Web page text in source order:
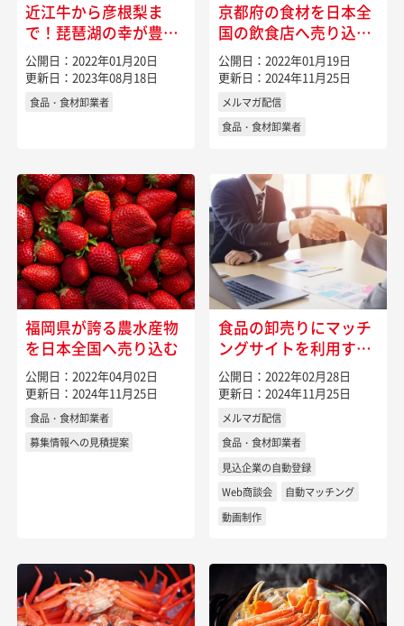
近江牛から彦根梨ま
で！琵琶湖の幸が豊か
に揃う滋賀県の特産物
公開日：2022年01月20日
更新日：2023年08月18日
食品・食材卸業者
京都府の食材を日本全
国の飲食店へ売り込む
には
公開日：2022年01月19日
更新日：2024年11月25日
メルマガ配信
食品・食材卸業者
福岡県が誇る農水産物
を日本全国へ売り込む
公開日：2022年04月02日
更新日：2024年11月25日
食品・食材卸業者
募集情報への見積提案
食品の卸売りにマッチ
ングサイトを利用する
には
公開日：2022年02月28日
更新日：2024年11月25日
メルマガ配信
食品・食材卸業者
見込企業の自動登録
Web商談会
自動マッチング
動画制作